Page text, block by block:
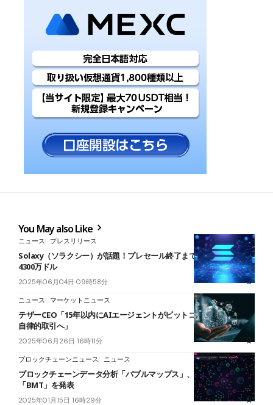
You May also Like
ニュース プレスリリース
Solaxy（ソラクシー）が話題！プレセール終了まで14日、調達額
4300万ドル
2025年06月04日 09時58分
ニュース マーケットニュース
テザーCEO「15年以内にAIエージェントがビットコインとUSDTで
自律的取引へ」
2025年06月26日 16時11分
ブロックチェーンニュース ニュース
ブロックチェーンデータ分析「バブルマップス」、新トークン
「BMT」を発表
2025年01月15日 16時29分